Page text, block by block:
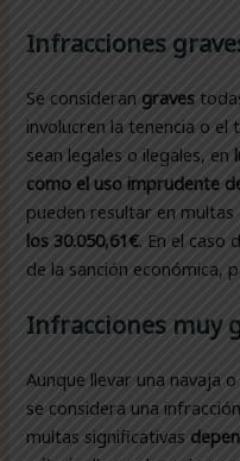
Infracciones
Se considerangraves
involucren la tenencia o
sean legales o ilegales, en
como el uso imprudente
pueden resultar en
los 30.050,61€. En el caso
de la sanción económica,
Infracciones muy
Aunque llevar una navaja
se considera una
multas significativas